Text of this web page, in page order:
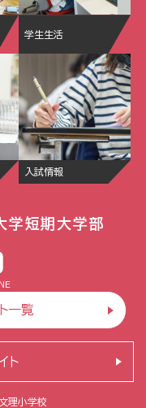
学生生活
入試情報
学短期大学部
一覧
理小学校
ト